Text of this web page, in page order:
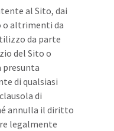
al Sito, dai
altrimenti da
da parte
del Sito o
presunta
di qualsiasi
di
annulla il diritto
legalmente